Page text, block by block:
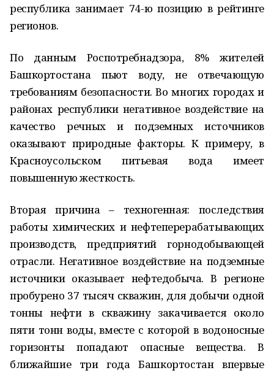
республика занимает 74-ю позицию в рейтинге
регионов.
По данным Роспотребнадзора, 8% жителей
Башкортостана пьют воду, не отвечающую
требованиям безопасности. Во многих городах и
районах республики негативное воздействие на
качество речных и подземных источников
оказывают природные факторы. К примеру, в
Красноусольском питьевая вода имеет
повышенную жесткость.
Вторая причина – техногенная: последствия
работы химических и нефтеперерабатывающих
производств, предприятий горнодобывающей
отрасли. Негативное воздействие на подземные
источники оказывает нефтедобыча. В регионе
пробурено 37 тысяч скважин, для добычи одной
тонны нефти в скважину закачивается около
пяти тонн воды, вместе с которой в водоносные
горизонты попадают опасные вещества. В
ближайшие три года Башкортостан впервые